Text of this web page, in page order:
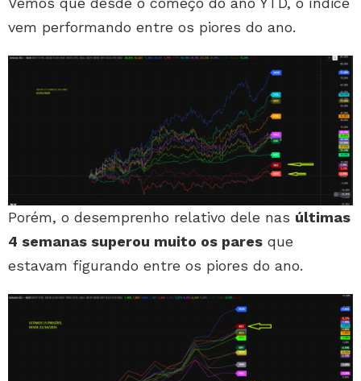
vem performando entre os piores do ano.
Porém, o desemprenho relativo dele nas últimas
4 semanas superou muito os pares que
estavam figurando entre os piores do ano.